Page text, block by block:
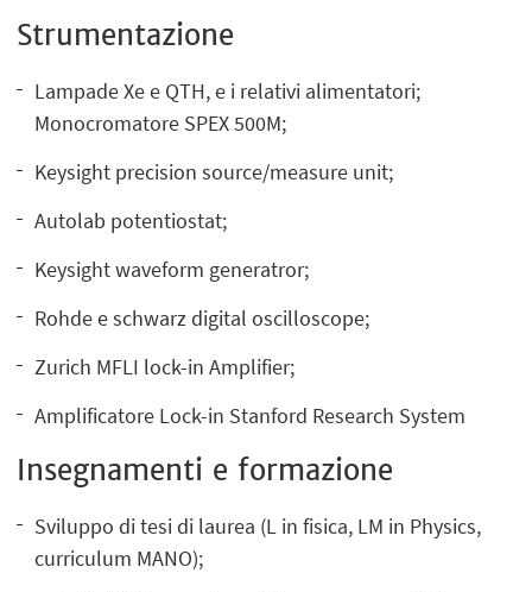
Strumentazione
Lampade Xe e QTH, e i relativi alimentatori;
Monocromatore SPEX 500M;
Keysight precision source/measure unit;
Autolab potentiostat;
Keysight waveform generatror;
Rohde e schwarz digital oscilloscope;
Zurich MFLI lock-in Amplifier;
Amplificatore Lock-in Stanford Research System
Insegnamenti e formazione
Sviluppo di tesi di laurea (L in fisica, LM in Physics,
curriculum MANO);